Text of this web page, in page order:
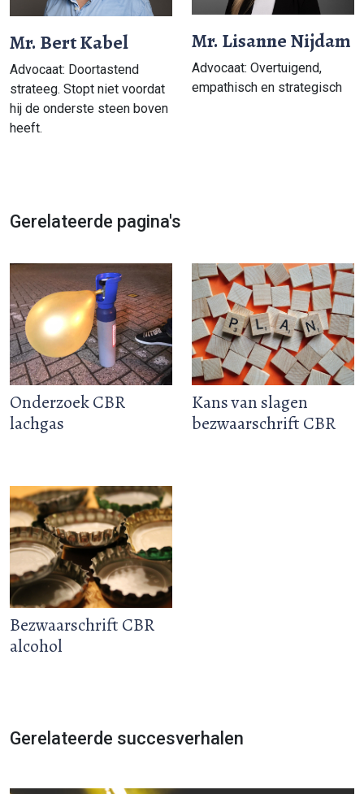
Mr. Bert Kabel
Advocaat: Doortastend
strateeg. Stopt niet voordat
hij de onderste steen boven
heeft.
Mr. Lisanne Nijdam
Advocaat: Overtuigend,
empathisch en strategisch
Gerelateerde pagina's
Onderzoek CBR
lachgas
Kans van slagen
bezwaarschrift CBR
Bezwaarschrift CBR
alcohol
Gerelateerde succesverhalen